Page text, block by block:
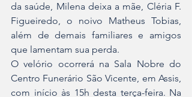
da saúde, Milena deixa a mãe, Cléria F.
Figueiredo, o noivo Matheus Tobias,
além de demais familiares e amigos
que lamentam sua perda.
O velório ocorrerá na Sala Nobre do
Centro Funerário São Vicente, em Assis,
com início às 15h desta terça-feira. Na